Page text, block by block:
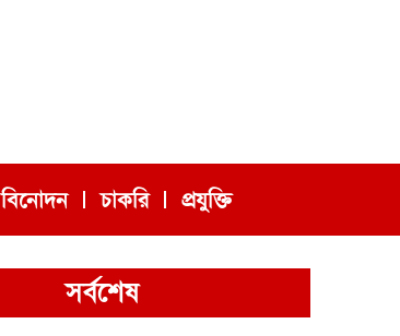
বিনোদন চাকরি প্রযুক্তি
সর্বশেষ